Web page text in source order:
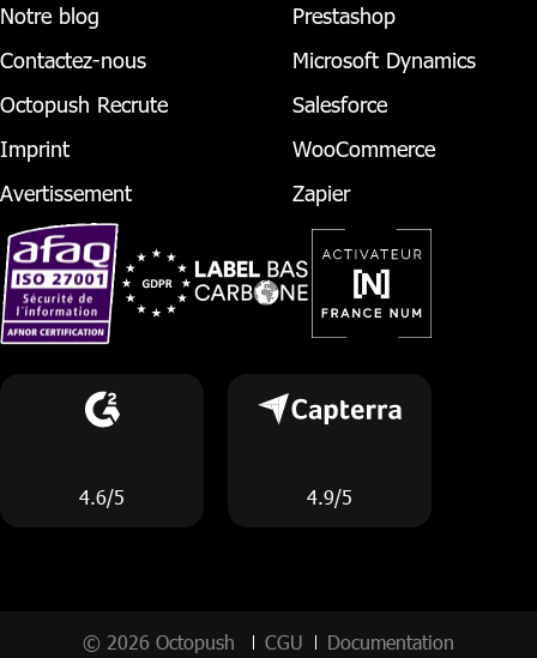
Notre blog
Contactez-nous
Octopush Recrute
Imprint
Avertissement
Prestashop
Microsoft Dynamics
Salesforce
WooCommerce
Zapier
4.6/5 4.9/5
© 2026 Octopush CGU Documentation